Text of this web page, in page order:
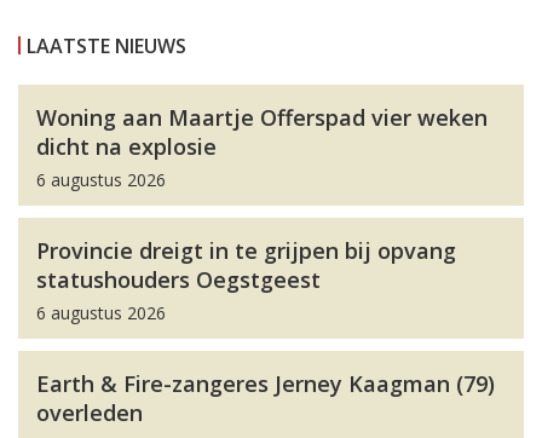
LAATSTE NIEUWS
Woning aan Maartje Offerspad vier weken
dicht na explosie
6 augustus 2026
Provincie dreigt in te grijpen bij opvang
statushouders Oegstgeest
6 augustus 2026
Earth & Fire-zangeres Jerney Kaagman (79)
overleden